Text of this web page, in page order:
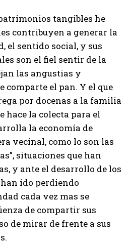
tangibles he
contribuyen a generar la
el sentido social, y sus
son el fiel sentir de la
las angustias y
comparte el pan. Y el que
por docenas a la familia
hace la colecta para el
la economía de
vecinal, como lo son las
situaciones que han
y ante el desarrollo de los
ido perdiendo
cada vez mas se
de compartir sus
de mirar de frente a sus